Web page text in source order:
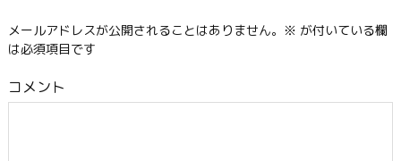
メールアドレスが公開されることはありません。 ※ が付いている欄
は必須項目です
コメント